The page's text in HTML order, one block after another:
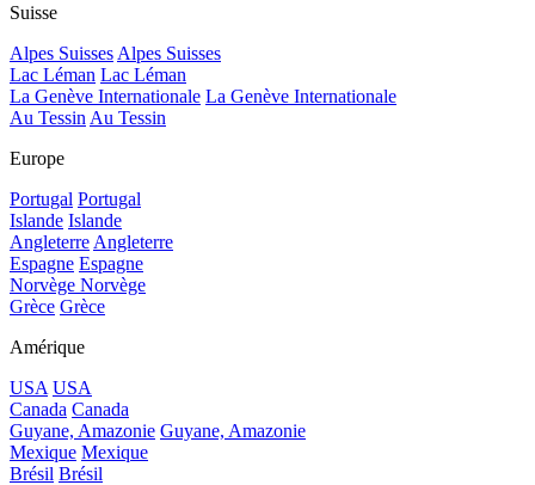
Suisse
Alpes Suisses Alpes Suisses
Lac Léman Lac Léman
La Genève Internationale La Genève Internationale
Au Tessin Au Tessin
Europe
Portugal Portugal
Islande Islande
Angleterre Angleterre
Espagne Espagne
Norvège Norvège
Grèce Grèce
Amérique
USA USA
Canada Canada
Guyane, Amazonie Guyane, Amazonie
Mexique Mexique
Brésil Brésil